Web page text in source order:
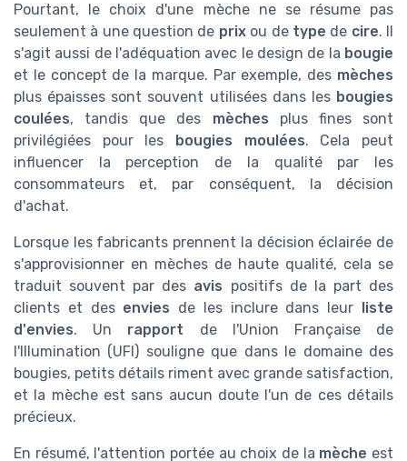
Pourtant, le choix d'une mèche ne se résume pas
seulement à une question de prixou de type de cire. Il
s'agit aussi de l'adéquation avec le design de la bougie
et le concept de la marque. Par exemple, des mèches
plus épaisses sont souvent utilisées dans les bougies
coulées, tandis que des mèches plus fines sont
privilégiées pour les
bougies moulées. Cela peut
influencer la perception de la qualité par les
consommateurs et, par conséquent, la décision
d'achat.
Lorsque les fabricants prennent la décision éclairée de
s'approvisionner en mèches de haute qualité, cela se
traduit souvent par des avis positifs de la part des
clients et des envies de les inclure dans leur
liste
d'envies. Un rapport de l'Union Française de
l'Illumination (UFI) souligne que dans le domaine des
bougies, petits détails riment avec grande satisfaction,
et la mèche est sans aucun doute l'un de ces détails
précieux.
En résumé, l'attention portée au choix de la mèche est